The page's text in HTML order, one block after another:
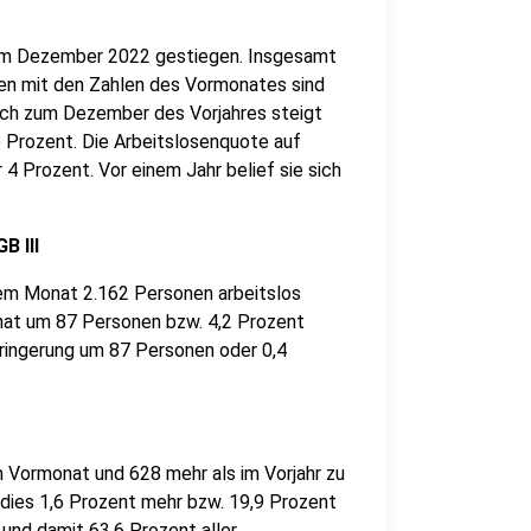
Dezember 2022 gestiegen. Insgesamt
mit den Zahlen des Vormonates sind
zum Dezember des Vorjahres steigt
Prozent. Die Arbeitslosenquote auf
Prozent. Vor einem Jahr belief sie sich
III
Monat 2.162 Personen arbeitslos
um 87 Personen bzw. 4,2 Prozent
um 87 Personen oder 0,4
und 628 mehr als im Vorjahr zu
1,6 Prozent mehr bzw. 19,9 Prozent